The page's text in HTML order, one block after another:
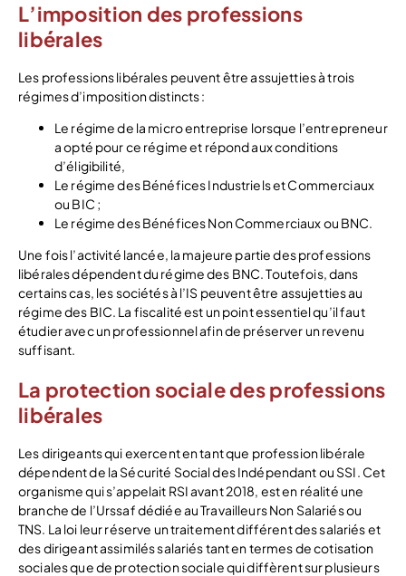
L’imposition des professions
libérales
Les professions libérales peuvent être assujetties à trois
régimes d’imposition distincts :
Le régime de la micro entreprise lorsque l’entrepreneur
a opté pour ce régime et répond aux conditions
d’éligibilité,
Le régime des Bénéfices Industriels et Commerciaux
ou BIC ;
Le régime des Bénéfices Non Commerciaux ou BNC.
Une fois l’activité lancée, la majeure partie des professions
libérales dépendent du régime des BNC. Toutefois, dans
certains cas, les sociétés à l’IS peuvent être assujetties au
régime des BIC. La fiscalité est un point essentiel qu’il faut
étudier avec un professionnel afin de préserver un revenu
suffisant.
La protection sociale des professions
libérales
Les dirigeants qui exercent en tant que profession libérale
dépendent de la Sécurité Social des Indépendant ou SSI. Cet
organisme qui s’appelait RSI avant 2018, est en réalité une
branche de l’Urssaf dédiée au Travailleurs Non Salariés ou
TNS. La loi leur réserve un traitement différent des salariés et
des dirigeant assimilés salariés tant en termes de cotisation
sociales que de protection sociale qui diffèrent sur plusieurs